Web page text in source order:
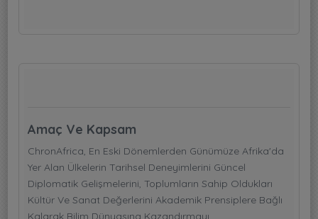
Amaç Ve Kapsam
ChronAfrica, En Eski Dönemlerden Günümüze Afrika'da
Yer Alan Ülkelerin Tarihsel Deneyimlerini Güncel
Diplomatik Gelişmelerini, Toplumların Sahip Oldukları
Kültür Ve Sanat Değerlerini Akademik Prensiplere Bağlı
Kalarak Bilim Dünyasına Kazandırmayı